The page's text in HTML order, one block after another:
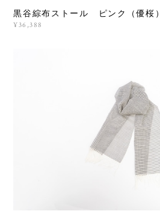
黒谷綜布ストール ピンク（優桜）
¥36,388